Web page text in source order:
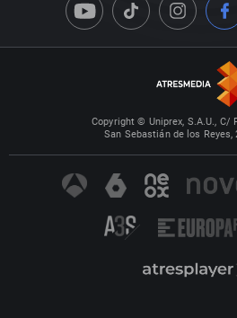
Copyright © Uniprex, S.A.U., C/
San Sebastián de los Reyes,